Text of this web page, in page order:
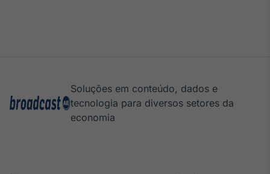
Soluções em conteúdo, dados e
tecnologia para diversos setores da
economia